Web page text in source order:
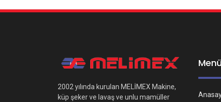
2002 yılında kurulan MELİMEX Makine,
küp şeker ve lavaş ve unlu mamüller